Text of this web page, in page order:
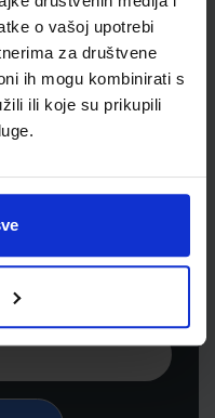
o vašoj upotrebi
za društvene
ih mogu kombinirati s
ili koje su prikupili
prijava
i drugim